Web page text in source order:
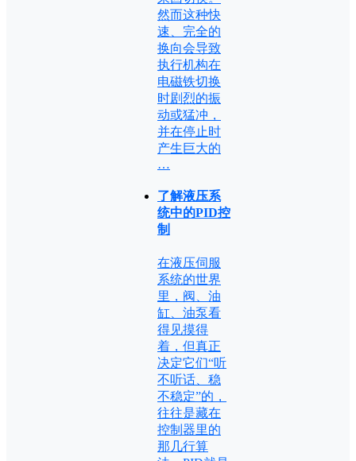
然而这种快
速、完全的
换向会导致
执行机构在
电磁铁切换
时剧烈的振
动或猛冲，
并在停止时
产生巨大的
…
了解液压系
统中的PID控
制
在液压伺服
系统的世界
里，阀、油
缸、油泵看
得见摸得
着，但真正
决定它们“听
不听话、稳
不稳定”的，
往往是藏在
控制器里的
那几行算